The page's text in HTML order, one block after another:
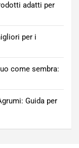
adatti per
per i
come sembra:
Guida per